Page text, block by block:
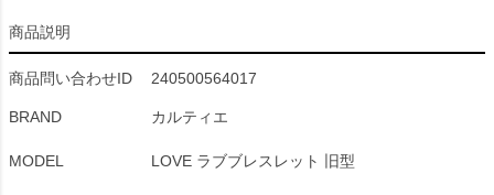
商品説明
商品問い合わせID 240500564017
BRAND カルティエ
MODEL LOVE ラブブレスレット 旧型